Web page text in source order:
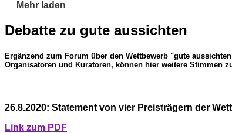
Mehr laden
Debatte zu gute aussichten
Ergänzend zum Forum über den Wettbewerb "gute
Organisatoren und Kuratoren, können hier weitere Stimmen
26.8.2020: Statement von vier Preisträgern der
Link zum PDF